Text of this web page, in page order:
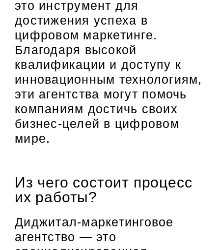
это инструмент для
достижения успеха в
цифровом маркетинге.
Благодаря высокой
квалификации и доступу к
инновационным технологиям,
эти агентства могут помочь
компаниям достичь своих
бизнес-целей в цифровом
мире.
Из чего состоит процесс
их работы?
Диджитал-маркетинговое
агентство — это